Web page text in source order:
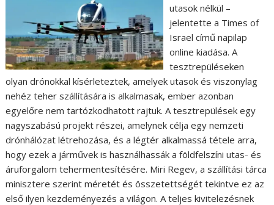
utasok nélkül –
jelentette a Times of
Israel című napilap
online kiadása. A
tesztrepüléseken
olyan drónokkal kísérleteztek, amelyek utasok és viszonylag
nehéz teher szállítására is alkalmasak, ember azonban
egyelőre nem tartózkodhatott rajtuk. A tesztrepülések egy
nagyszabású projekt részei, amelynek célja egy nemzeti
drónhálózat létrehozása, és a légtér alkalmassá tétele arra,
hogy ezek a járművek is használhassák a földfelszíni utas- és
áruforgalom tehermentesítésére. Miri Regev, a szállítási tárca
minisztere szerint méretét és összetettségét tekintve ez az
első ilyen kezdeményezés a világon. A teljes kivitelezésnek